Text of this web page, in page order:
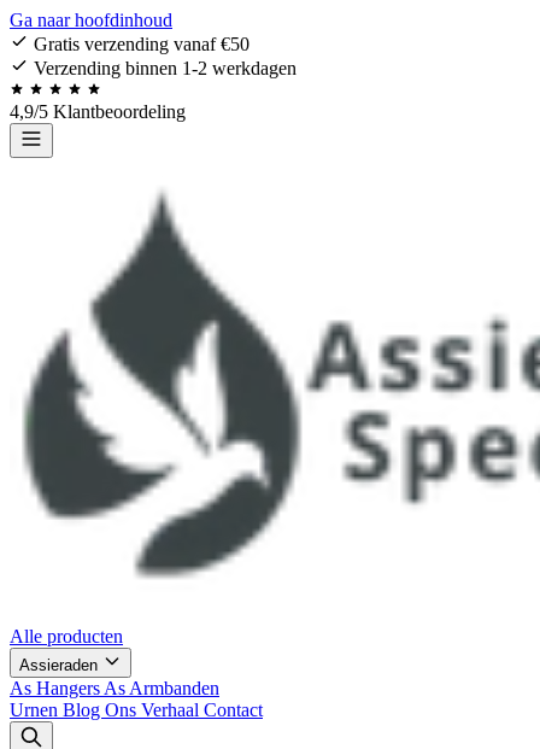
Ga naar hoofdinhoud
Gratis verzending vanaf €50
Verzending binnen 1-2 werkdagen
4,9/5 Klantbeoordeling
Alle producten
Assieraden
As Hangers As Armbanden
Urnen Blog Ons Verhaal Contact